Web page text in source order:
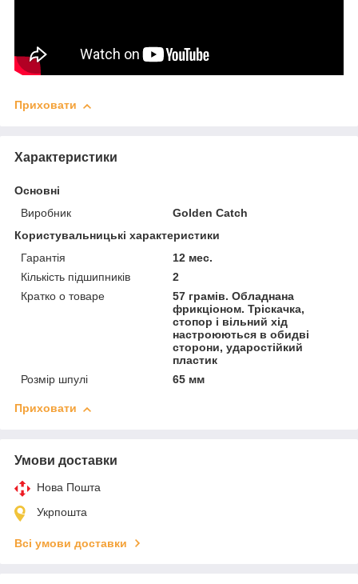
Приховати
Характеристики
Основні
Виробник
Golden Catch
Користувальницькі характеристики
Гарантія
12 мес.
Кількість підшипників
2
Кратко о товаре
57 грамів. Обладнана
фрикціоном. Тріскачка,
стопор і вільний хід
настроюються в обидві
сторони, ударостійкий
пластик
Розмір шпулі
65 мм
Приховати
Умови доставки
Нова Пошта
Укрпошта
Всі умови доставки